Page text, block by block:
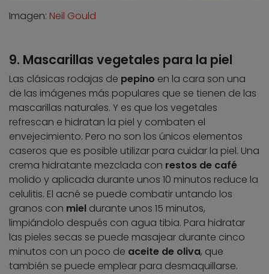
Imagen: Neil Gould
9. Mascarillas vegetales para la piel
Las clásicas rodajas de pepino en la cara son una
de las imágenes más populares que se tienen de las
mascarillas naturales. Y es que los vegetales
refrescan e hidratan la piel y combaten el
envejecimiento. Pero no son los únicos elementos
caseros que es posible utilizar para cuidar la piel. Una
crema hidratante mezclada con restos de café
molido y aplicada durante unos 10 minutos reduce la
celulitis. El acné se puede combatir untando los
granos con miel durante unos 15 minutos,
limpiándolo después con agua tibia. Para hidratar
las pieles secas se puede masajear durante cinco
minutos con un poco de aceite de oliva, que
también se puede emplear para desmaquillarse.